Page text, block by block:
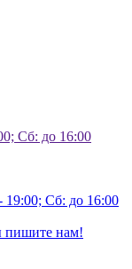
Сб: до 16:00
Сб: до 16:00
пишите нам!